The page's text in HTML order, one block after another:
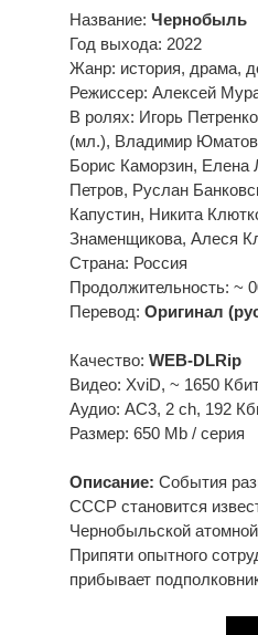
Название: Чернобыль
Год выхода: 2022
Жанр: история, драма,
Режиссер: Алексей
В ролях: Игорь
(мл.), Владимир
Борис Каморзин, Елена
Петров, Руслан
Капустин, Никита
Знаменщикова, Алеся
Страна: Россия
Продолжительность: ~
Перевод: Оригинал
Качество: WEB-DLRip
Видео: XviD, ~ 1650
Аудио: AC3, 2 ch, 192
Размер: 650 Mb / серия
Описание: События
СССР становится
Чернобыльской
Припяти опытного
прибывает